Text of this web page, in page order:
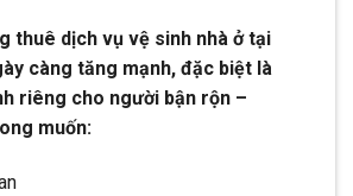
thuê dịch vụ vệ sinh nhà ở tại
càng tăng mạnh, đặc biệt là
riêng cho người bận rộn –
muốn: